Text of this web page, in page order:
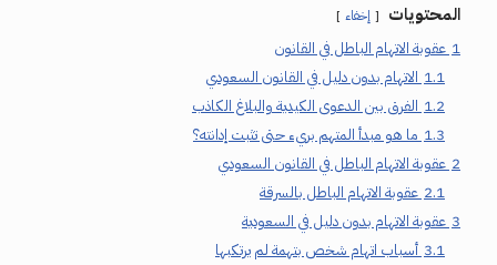
المحتويات إخفاء
1 عقوبة الاتهام الباطل في القانون
1.1 الاتهام بدون دليل في القانون السعودي
1.2 الفرق بين الدعوى الكيدية والبلاغ الكاذب
1.3 ما هو مبدأ المتهم بريء حتى تثبت إدانته؟
2 عقوبة الاتهام الباطل في القانون السعودي
2.1 عقوبة الاتهام الباطل بالسرقة
3 عقوبة الاتهام بدون دليل في السعودية
3.1 أسباب اتهام شخص بتهمة لم يرتكبها